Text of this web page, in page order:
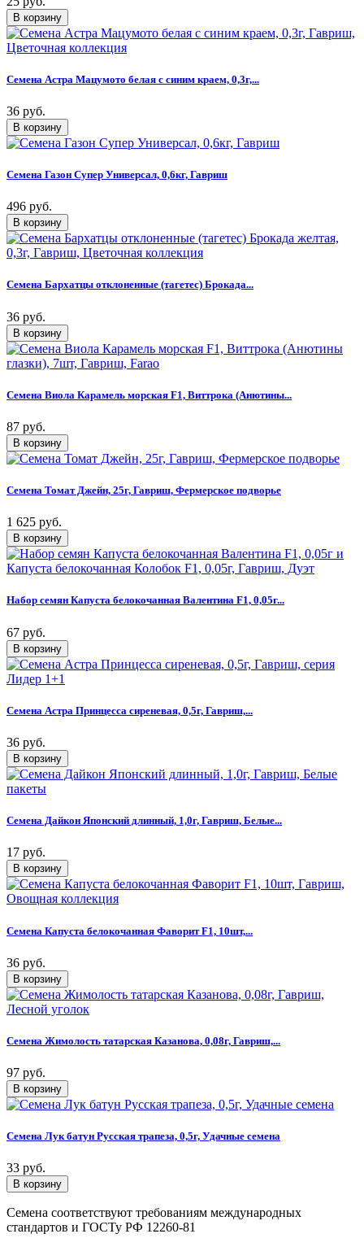
Семена Астра Мацумото белая с синим краем, 0,3г,...
36 руб.
Семена Газон Супер Универсал, 0,6кг, Гавриш
496 руб.
Семена Бархатцы отклоненные (тагетес) Брокада...
36 руб.
Семена Виола Карамель морская F1, Виттрока (Анютины...
87 руб.
Семена Томат Джейн, 25г, Гавриш, Фермерское подворье
1 625 руб.
Набор семян Капуста белокочанная Валентина F1, 0,05г...
67 руб.
Семена Астра Принцесса сиреневая, 0,5г, Гавриш,...
36 руб.
Семена Дайкон Японский длинный, 1,0г, Гавриш, Белые...
17 руб.
Семена Капуста белокочанная Фаворит F1, 10шт,...
36 руб.
Семена Жимолость татарская Казанова, 0,08г, Гавриш,...
97 руб.
Семена Лук батун Русская трапеза, 0,5г, Удачные семена
33 руб.
Семена соответствуют требованиям международных
стандартов и ГОСТу РФ 12260-81